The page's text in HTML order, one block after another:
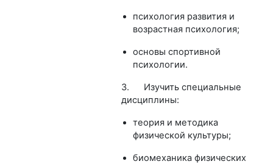
психология развития и
возрастная психология;
основы спортивной
психологии.
3. Изучить специальные
дисциплины:
теория и методика
физической культуры;
биомеханика физических